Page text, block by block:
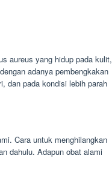
aureus yang hidup pada kulit,
adanya pembengkakan
dan pada kondisi lebih parah
Cara untuk menghilangkan
dahulu. Adapun obat alami